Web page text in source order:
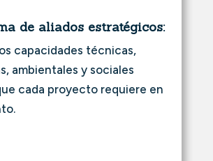
de aliados estratégicos:
capacidades técnicas,
ambientales y sociales
cada proyecto requiere en